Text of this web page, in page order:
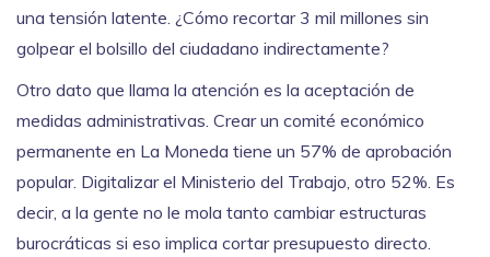
una tensión latente. ¿Cómo recortar 3 mil millones sin
golpear el bolsillo del ciudadano indirectamente?
Otro dato que llama la atención es la aceptación de
medidas administrativas. Crear un comité económico
permanente en La Moneda tiene un 57% de aprobación
popular. Digitalizar el Ministerio del Trabajo, otro 52%. Es
decir, a la gente no le mola tanto cambiar estructuras
burocráticas si eso implica cortar presupuesto directo.